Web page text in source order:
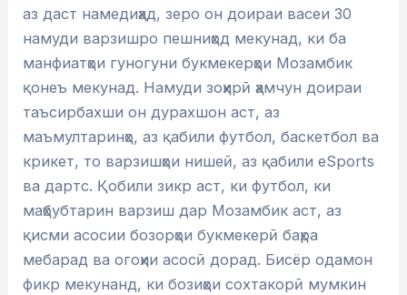
аз даст намедиҳад, зеро он доираи васеи 30
намуди варзишро пешниҳод мекунад, ки ба
манфиатҳои гуногуни букмекерҳои Мозамбик
қонеъ мекунад. Намуди зоҳирӣ ҳамчун доираи
таъсирбахши он дурахшон аст, аз
маъмултаринҳо, аз қабили футбол, баскетбол ва
крикет, то варзишҳои нишеӣ, аз қабили eSports
ва дартс. Қобили зикр аст, ки футбол, ки
маҳбубтарин варзиш дар Мозамбик аст, аз
қисми асосии бозорҳои букмекерӣ баҳра
мебарад ва огоҳии асосӣ дорад. Бисёр одамон
фикр мекунанд, ки бозиҳои сохтакорӣ мумкин